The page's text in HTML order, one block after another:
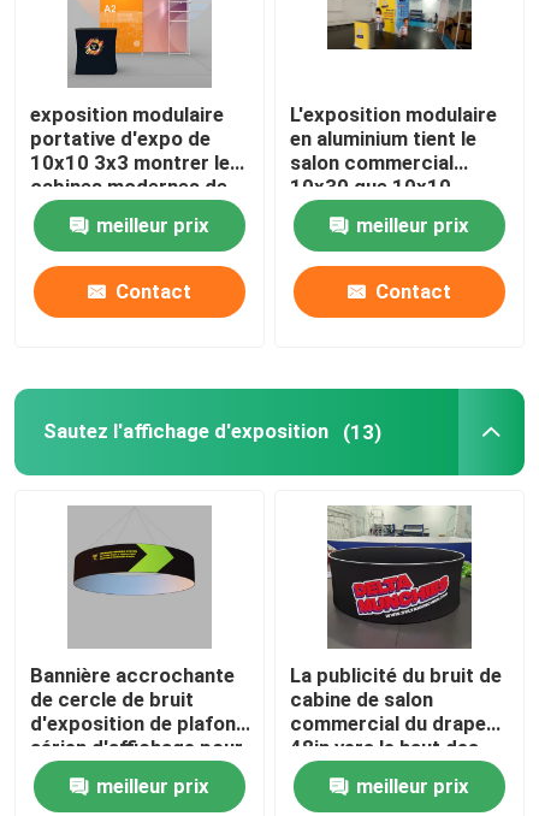
Aperçu
Vidéos
Visite d'usine
Contrôle de la qualité
exposition modulaire
portative d'expo de
10x10 3x3 montrer les
cabines modernes de
salon commercial
meilleur prix
Contact
L'exposition modulaire
en aluminium tient le
salon commercial
10x30 que 10x10
sautent la cabine
meilleur prix
Contact
Sautez l'affichage d'exposition (13)
Bannière accrochante
de cercle de bruit
d'exposition de plafond
aérien d'affichage pour
la publicité
meilleur prix
La publicité du bruit de
cabine de salon
commercial du drapeau
48in vers le haut des
bannières de plafond
d'affichagemeilleur prix